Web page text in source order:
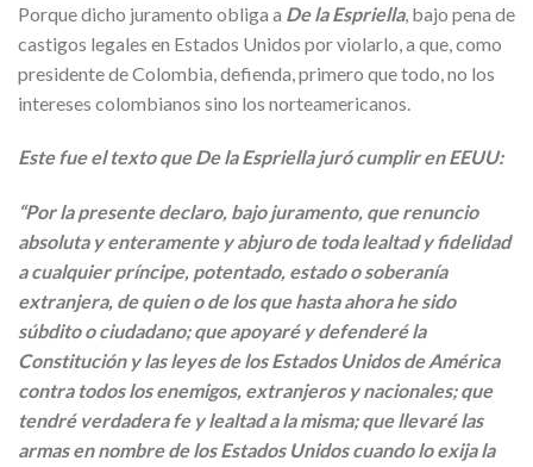
Porque dicho juramento obliga a De la Espriella, bajo pena de
castigos legales en Estados Unidos por violarlo, a que, como
presidente de Colombia, defienda, primero que todo, no los
intereses colombianos sino los norteamericanos.
Este fue el texto que De la Espriella juró cumplir en EEUU:
“Por la presente declaro, bajo juramento, que renuncio
absoluta y enteramente y abjuro de toda lealtad y fidelidad
a cualquier príncipe, potentado, estado o soberanía
extranjera, de quien o de los que hasta ahora he sido
súbdito o ciudadano; que apoyaré y defenderé la
Constitución y las leyes de los Estados Unidos de América
contra todos los enemigos, extranjeros y nacionales; que
tendré verdadera fe y lealtad a la misma; que llevaré las
armas en nombre de los Estados Unidos cuando lo exija la